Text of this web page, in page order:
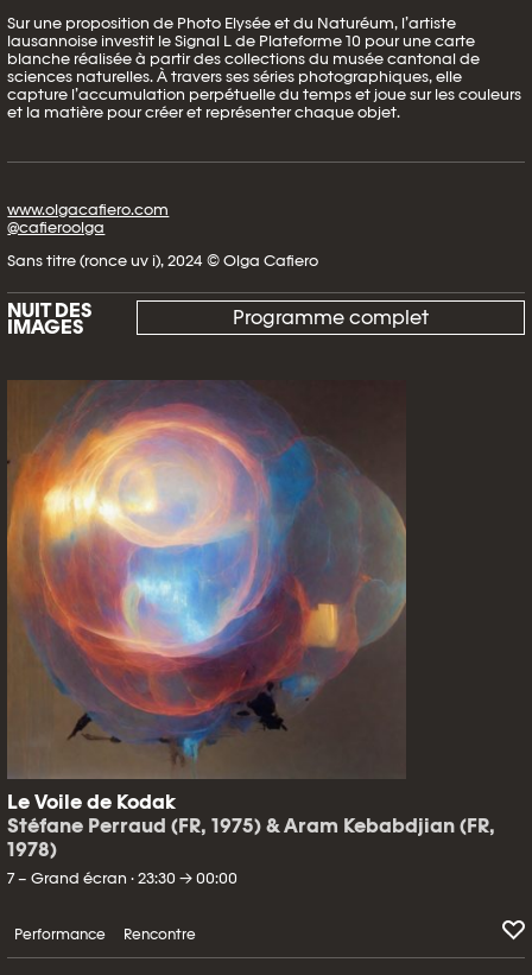
Sur une proposition de Photo Elysée et du Naturéum, l’artiste
lausannoise investit le Signal L de Plateforme 10 pour une carte
blanche réalisée à partir des collections du musée cantonal de
sciences naturelles. À travers ses séries photographiques, elle
capture l’accumulation perpétuelle du temps et joue sur les couleurs
et la matière pour créer et représenter chaque objet.
www.olgacafiero.com
@cafieroolga
Sans titre (ronce uv i), 2024 © Olga Cafiero
NUIT DES
IMAGES Programme complet
Le Voile de Kodak
Stéfane Perraud (FR, 1975) & Aram Kebabdjian (FR,
1978)
7 – Grand écran · 23:30 → 00:00
Performance Rencontre